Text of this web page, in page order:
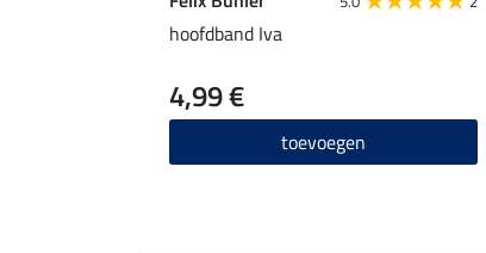
hoofdband Iva
4,99 €
toevoegen